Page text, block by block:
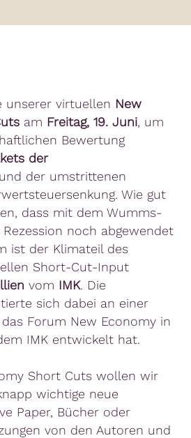
unserer virtuellen New
am Freitag, 19. Juni, um
Bewertung
der
der umstrittenen
Wie gut
dass mit dem Wumms-
noch abgewendet
ist der Klimateil des
Short-Cut-Input
vom IMK. Die
sich dabei an einer
Forum New Economy in
IMK entwickelt hat.
Short Cuts wollen wir
wichtige neue
Paper, Bücher oder
von den Autoren und